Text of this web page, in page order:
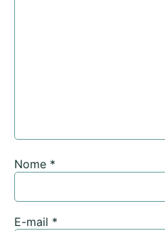
Nome *
E-mail *